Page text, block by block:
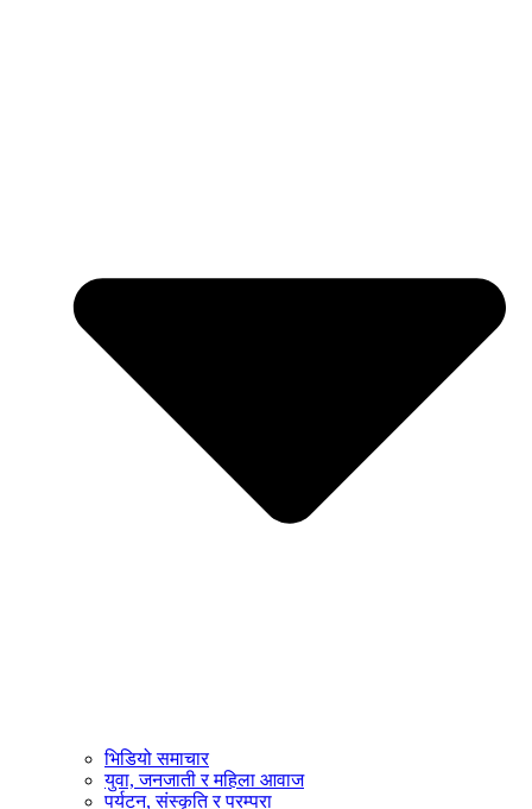
भिडियो समाचार
युवा, जनजाती र महिला आवाज
पर्यटन, संस्कृति र परम्परा